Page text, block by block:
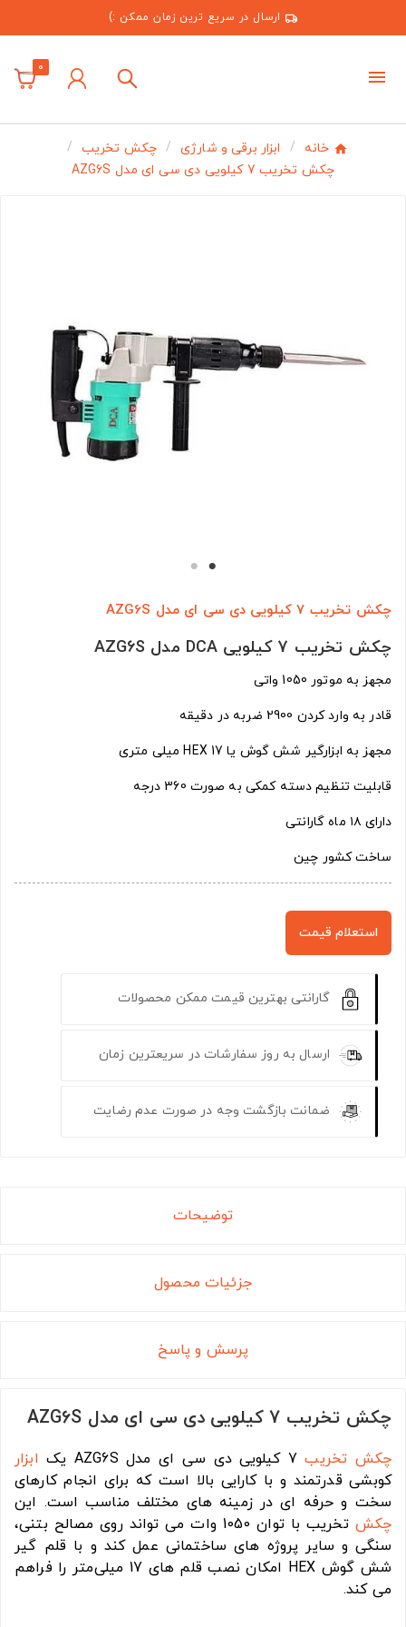
ارسال در سریع ترین زمان ممکن :)
0
خانه ابزار برقی و شارژی
چکش تخریب
چکش تخریب 7 کیلویی دی سی ای مدل AZG6S
چکش تخریب 7 کیلویی دی سی ای مدل AZG6S
چکش تخریب 7 کیلویی DCA مدل AZG6S
مجهز به موتور 1050 واتی
قادر به وارد کردن 2900 ضربه در دقیقه
مجهز به ابزارگیر شش گوش یا HEX 17 میلی متری
قابلیت تنظیم دسته کمکی به صورت 360 درجه
دارای ۱۸ ماه گارانتی
ساخت کشور چین
استعلام قیمت
گارانتی بهترین قیمت ممکن محصولات
ارسال به روز سفارشات در سریعترین زمان
ضمانت بازگشت وجه در صورت عدم رضایت
توضیحات
جزئیات محصول
پرسش و پاسخ
چکش تخریب 7 کیلویی دی سی ای مدل AZG6S
چکش تخریب7 کیلویی دی سی ای مدل AZG6S یک
ابزار
کوبشی قدرتمند و با کارایی بالا است که برای انجام کارهای
سخت و حرفه ای در زمینه های مختلف مناسب است. این
چکش
تخریب با توان 1050 وات می تواند روی مصالح بتنی،
سنگی و سایر پروژه های ساختمانی عمل کند و با قلم گیر
شش گوش HEX امکان نصب قلم های 17 میلی‌متر را فراهم
می کند.